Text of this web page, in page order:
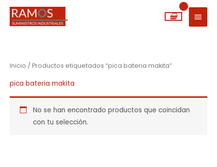
MENÚ
Inicio / Productos etiquetados “pica bateria makita”
pica bateria makita
No se han encontrado productos que coincidan
con tu selección.